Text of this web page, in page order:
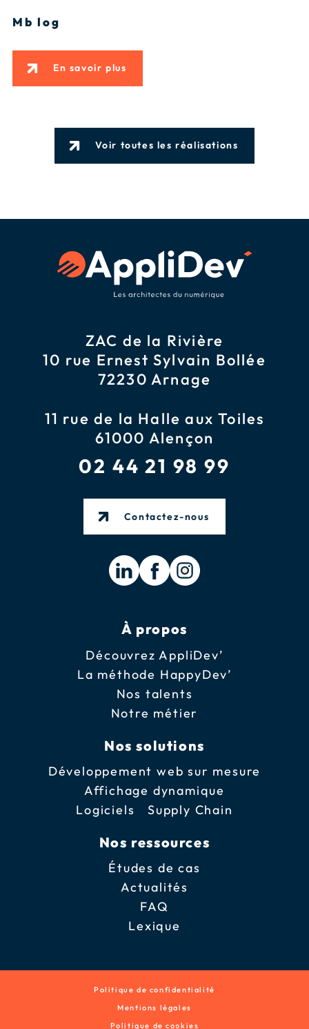
Mb log
En savoir plus
Voir toutes les réalisations
ZAC de la Rivière
10 rue Ernest Sylvain Bollée
72230 Arnage
11 rue de la Halle aux Toiles
61000 Alençon
02 44 21 98 99
Contactez-nous
À propos
Découvrez AppliDev’
La méthode HappyDev’
Nos talents
Notre métier
Nos solutions
Développement web sur mesure
Affichage dynamique
Logiciels Supply Chain
Nos ressources
Études de cas
Actualités
FAQ
Lexique
Politique de confidentialité
Mentions légales
Politique de cookies